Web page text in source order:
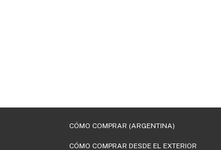
CÓMO COMPRAR (ARGENTINA)
CÓMO COMPRAR DESDE EL EXTERIOR